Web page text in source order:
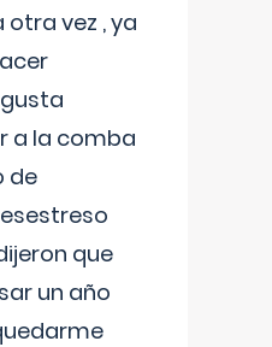
vez , ya
a la comba
de
que
un año